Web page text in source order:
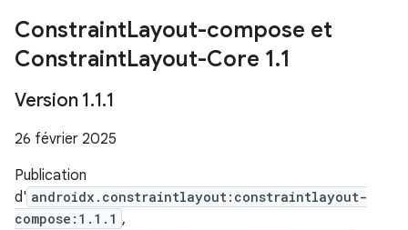
ConstraintLayout-compose et
ConstraintLayout-Core 1.1
Version 1.1.1
26 février 2025
Publication
d' androidx.constraintlayout:constraintlayout-
compose:1.1.1 ,